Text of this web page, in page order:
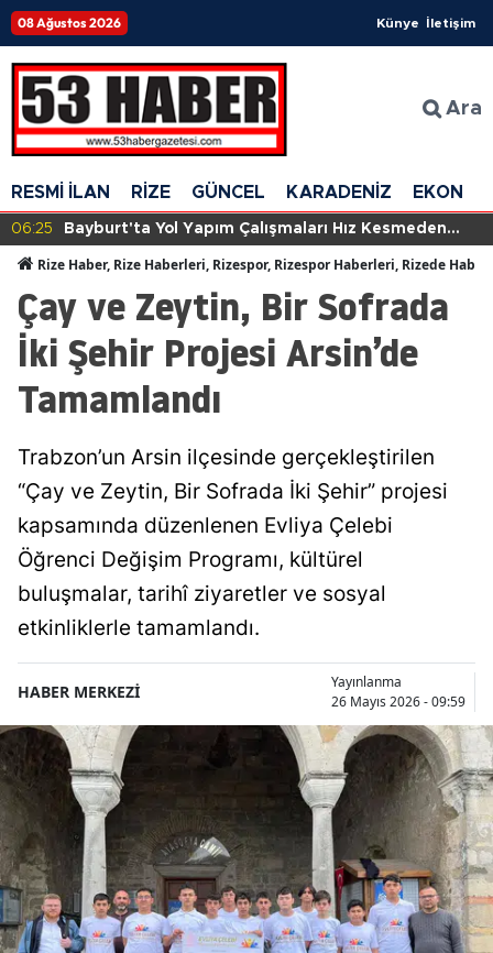
08 Ağustos 2026 Künye İletişim
Ara
RESMİ İLAN RİZE GÜNCEL KARADENİZ
06:25
Bayburt'ta Yol Yapım Çalışmaları Hız Kesmeden
Rize Haber, Rize Haberleri, Rizespor, Rizespor Haberleri, Rizede
Çay ve Zeytin, Bir Sofrada
İki Şehir Projesi Arsin’de
Tamamlandı
Trabzon’un Arsin ilçesinde gerçekleştirilen
“Çay ve Zeytin, Bir Sofrada İki Şehir” projesi
kapsamında düzenlenen Evliya Çelebi
Öğrenci Değişim Programı, kültürel
buluşmalar, tarihî ziyaretler ve sosyal
etkinliklerle tamamlandı.
HABER MERKEZİ
Yayınlanma
26 Mayıs 2026 - 09:59